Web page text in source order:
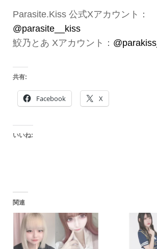
Parasite.Kiss 公式Xアカウント：
@parasite__kiss
鮫乃とあ Xアカウント：
共有:
Facebook X
いいね:
関連